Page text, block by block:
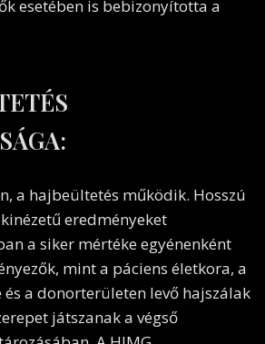
esetében is bebizonyította a
a hajbeültetés működik. Hosszú
eredményeket
a siker mértéke egyénenként
mint a páciens életkora, a
a donorterületen levő hajszálak
játszanak a végső